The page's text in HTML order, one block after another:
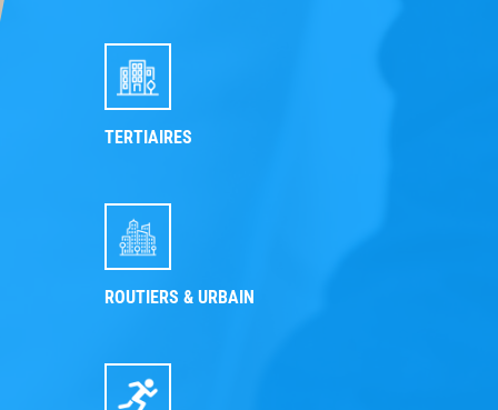
TERTIAIRES
ROUTIERS & URBAIN